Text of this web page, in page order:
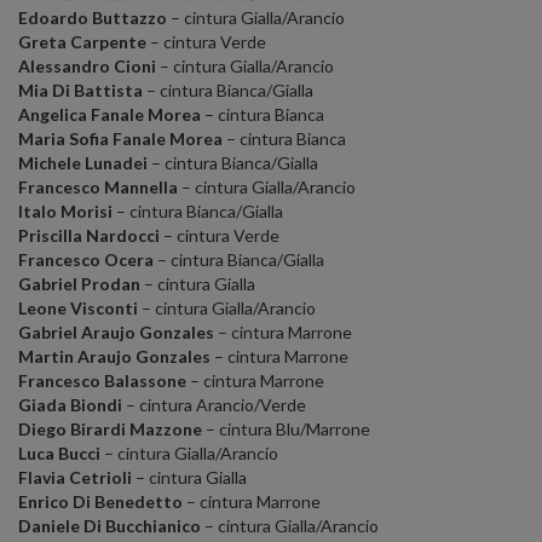
Edoardo Buttazzo – cintura Gialla/Arancio
Greta Carpente – cintura Verde
Alessandro Cioni – cintura Gialla/Arancio
Mia Di Battista – cintura Bianca/Gialla
Angelica Fanale Morea – cintura Bianca
Maria Sofia Fanale Morea – cintura Bianca
Michele Lunadei – cintura Bianca/Gialla
Francesco Mannella – cintura Gialla/Arancio
Italo Morisi – cintura Bianca/Gialla
Priscilla Nardocci – cintura Verde
Francesco Ocera – cintura Bianca/Gialla
Gabriel Prodan – cintura Gialla
Leone Visconti – cintura Gialla/Arancio
Gabriel Araujo Gonzales – cintura Marrone
Martin Araujo Gonzales – cintura Marrone
Francesco Balassone – cintura Marrone
Giada Biondi – cintura Arancio/Verde
Diego Birardi Mazzone – cintura Blu/Marrone
Luca Bucci – cintura Gialla/Arancio
Flavia Cetrioli – cintura Gialla
Enrico Di Benedetto – cintura Marrone
Daniele Di Bucchianico – cintura Gialla/Arancio